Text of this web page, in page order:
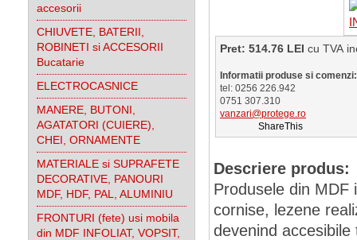
accesorii
CHIUVETE, BATERII,
ROBINETI si ACCESORII
Bucatarie
ELECTROCASNICE
MANERE, BUTONI,
AGATATORI (CUIERE),
CHEI, ORNAMENTE
MATERIALE si SUPRAFETE
DECORATIVE, PANOURI
MDF, HDF, PAL, ALUMINIU
FRONTURI (fete) usi mobila
din MDF INFOLIAT, VOPSIT,
Pret: 514.76 LEI cu
Informatii produse si comenzi:
tel: 0256 226.942
0751 307.310
vanzari@protege.ro
ShareThis
Descriere produs:
Produsele din MDF
cornise, lezene
devenind accesibile